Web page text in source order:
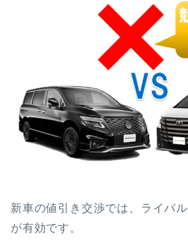
新車の値引き交渉では、ライバ
が有効です。